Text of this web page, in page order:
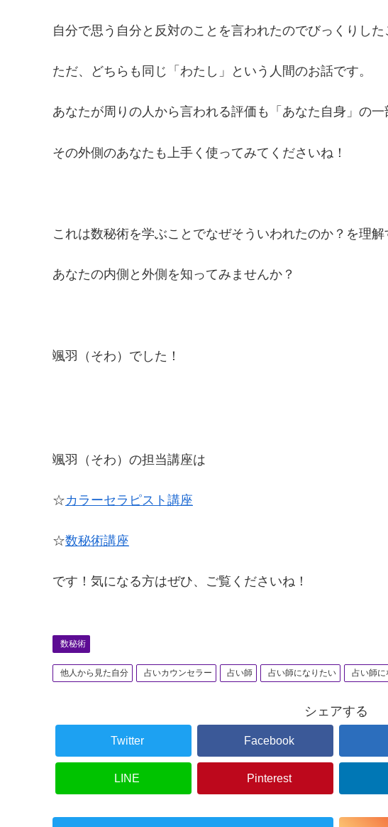
自分で思う自分と反対のことを言われたのでびっくりした
ただ、どちらも同じ「わたし」という人間のお話です。
あなたが周りの人から言われる評価も「あなた自身」の一
その外側のあなたも上手く使ってみてくださいね！
これは数秘術を学ぶことでなぜそういわれたのか？を理解
あなたの内側と外側を知ってみませんか？
颯羽（そわ）でした！
颯羽（そわ）の担当講座は
☆カラーセラピスト講座
☆数秘術講座
です！気になる方はぜひ、ご覧くださいね！
数秘術
他人から見た自分 占いカウンセラー 占い師 占い師になりたい 占い師に
シェアする
Twitter Facebook
LINE Pinterest